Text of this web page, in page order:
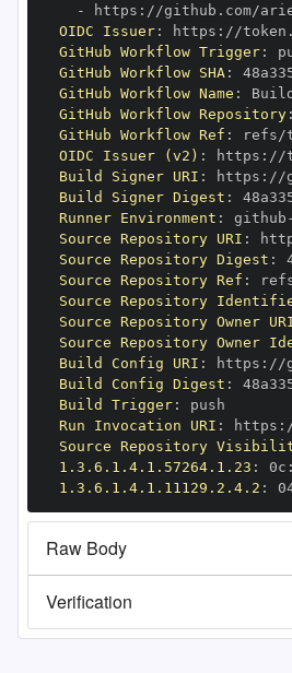
-
https :
OIDC Issuer: https :
GitHub Workflow Trigger:
GitHub Workflow SHA:
GitHub Workflow Name :
GitHub Workflow Repository:
GitHub Workflow Ref :
OIDC Issuer (v2) : https :
Build Signer URI : https :
Build Signer Digest :
Runner Environment : github -
Source Repository URI :
Source Repository Digest :
Source Repository Ref :
Source Repository
Source Repository Owner
Source Repository Owner
Build Config URI : https :
Build Config Digest :
Build Trigger:
Run Invocation URI : https :
Source Repository
1.3.6.1.4.1.57264.1.23 : 0c :
1.3.6.1.4.1.11129.2.4.2 :
Raw Body
Verification